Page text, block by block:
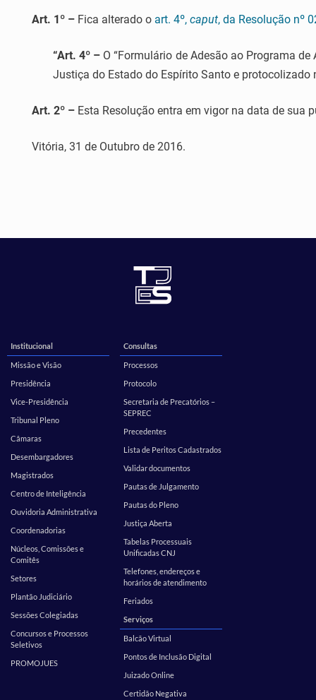
Art. 1º –Fica alterado o art. 4º, caput, da Resolução nº
“Art. 4º – O “Formulário de Adesão ao Programa
Justiça do Estado do Espírito Santo e protocolizado
Art. 2º –Esta Resolução entra em vigor na data de sua
Vitória, 31 de Outubro de 2016.
Institucional
Missão e Visão
Presidência
Vice-Presidência
Tribunal Pleno
Câmaras
Desembargadores
Magistrados
Centro de Inteligência
Ouvidoria Administrativa
Coordenadorias
Núcleos, Comissões e
Comitês
Setores
Plantão Judiciário
Sessões Colegiadas
Concursos e Processos
Seletivos
PROMOJUES
Consultas
Processos
Protocolo
Secretaria de Precatórios –
SEPREC
Precedentes
Lista de Peritos Cadastrados
Validar documentos
Pautas de Julgamento
Pautas do Pleno
Justiça Aberta
Tabelas Processuais
Unificadas CNJ
Telefones, endereços e
horários de atendimento
Feriados
Serviços
Balcão Virtual
Pontos de Inclusão Digital
Juizado Online
Certidão Negativa